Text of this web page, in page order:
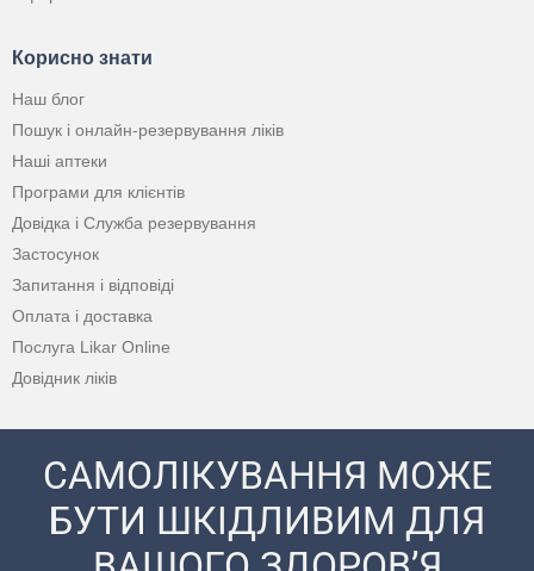
Корисно знати
Наш блог
Пошук і онлайн-резервування ліків
Наші аптеки
Програми для клієнтів
Довідка і Служба резервування
Застосунок
Запитання і відповіді
Оплата і доставка
Послуга Likar Online
Довідник ліків
САМОЛІКУВАННЯ МОЖЕ
БУТИ ШКІДЛИВИМ ДЛЯ